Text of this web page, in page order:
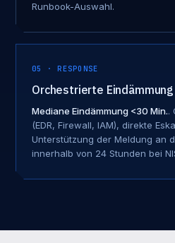
Runbook-Auswahl.
05 · RESPONSE
Orchestrierte Eindämmung
Mediane Eindämmung <30 Min..
(EDR, Firewall, IAM), direkte
Unterstützung der Meldung an
innerhalb von 24 Stunden bei